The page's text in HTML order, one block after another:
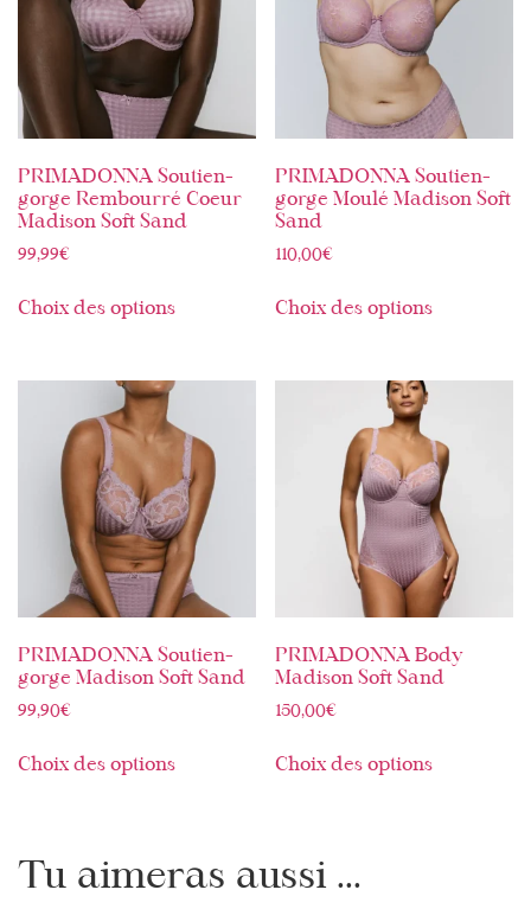
PRIMADONNA Soutien-
gorge Rembourré Coeur
Madison Soft Sand
99,99€
Choix des options
PRIMADONNA Soutien-
gorge Moulé Madison Soft
Sand
110,00€
Choix des options
PRIMADONNA Soutien-
gorge Madison Soft Sand
99,90€
Choix des options
PRIMADONNA Body
Madison Soft Sand
150,00€
Choix des options
Tu aimeras aussi ...